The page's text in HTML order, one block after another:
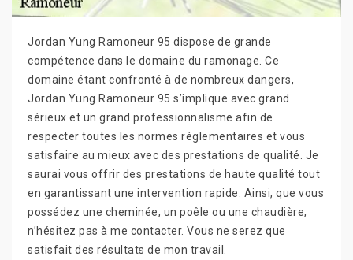
Jordan Yung Ramoneur 95 dispose de grande
compétence dans le domaine du ramonage. Ce
domaine étant confronté à de nombreux dangers,
Jordan Yung Ramoneur 95 s’implique avec grand
sérieux et un grand professionnalisme afin de
respecter toutes les normes réglementaires et vous
satisfaire au mieux avec des prestations de qualité. Je
saurai vous offrir des prestations de haute qualité tout
en garantissant une intervention rapide. Ainsi, que vous
possédez une cheminée, un poêle ou une chaudière,
n’hésitez pas à me contacter. Vous ne serez que
satisfait des résultats de mon travail.